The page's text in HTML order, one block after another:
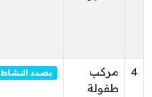
4
مركب
طفولة
بصدد النشاط